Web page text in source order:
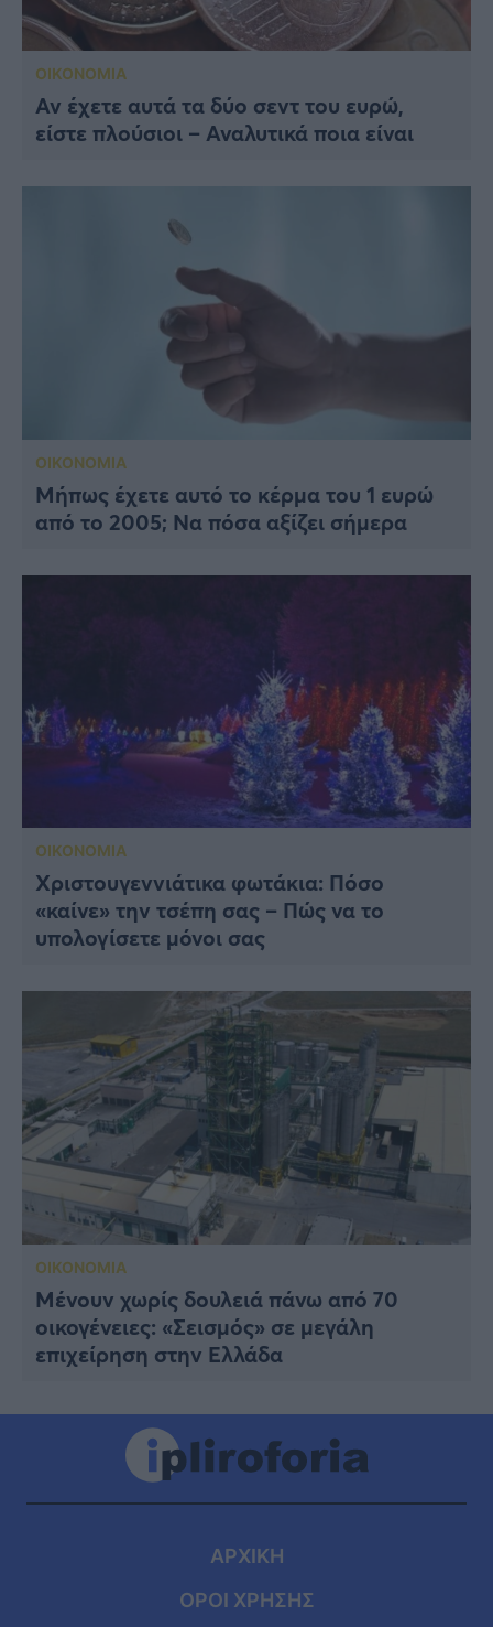
ΟΙΚΟΝΟΜΙΑ
Αν έχετε αυτά τα δύο σεvτ του ευρώ,
είστε πλούσιοι – Αναλυτικά ποια είναι
ΟΙΚΟΝΟΜΙΑ
Μήπως έχετε αυτό το κέρμα του 1 ευρώ
από το 2005; Να πόσα αξίζει σήμερα
ΟΙΚΟΝΟΜΙΑ
Χριστουγεννιάτικα φωτάκια: Πόσο
«καίνε» την τσέπη σας – Πώς να το
υπολογίσετε μόνοι σας
ΟΙΚΟΝΟΜΙΑ
Μένουν χωρίς δουλειά πάνω από 70
οικογένειες: «Σεισμός» σε μεγάλη
επιχείρηση στην Ελλάδα
ΑΡΧΙΚΗ
ΟΡΟΙ ΧΡΗΣΗΣ